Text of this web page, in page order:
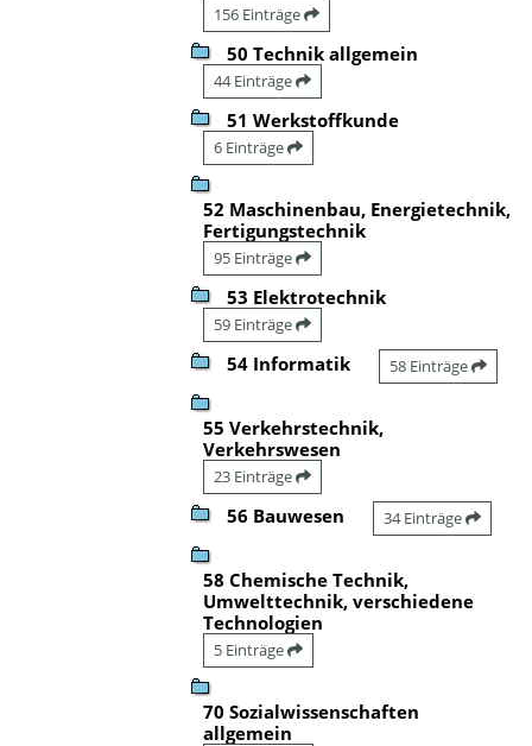
156 Einträge
50 Technik allgemein
44 Einträge
51 Werkstoffkunde
6 Einträge
52 Maschinenbau, Energietechnik,
Fertigungstechnik
95 Einträge
53 Elektrotechnik
59 Einträge
54 Informatik 58 Einträge
55 Verkehrstechnik,
Verkehrswesen
23 Einträge
56 Bauwesen 34 Einträge
58 Chemische Technik,
Umwelttechnik, verschiedene
Technologien
5 Einträge
70 Sozialwissenschaften
allgemein